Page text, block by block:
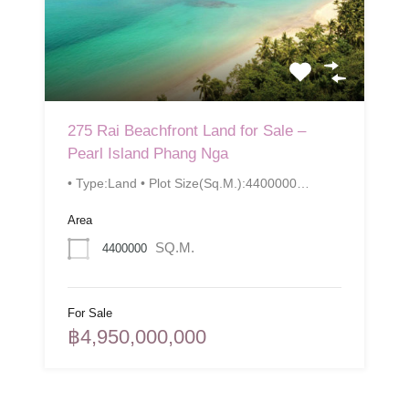
275 Rai Beachfront Land for Sale –
Pearl Island Phang Nga
• Type:Land • Plot Size(Sq.M.):4400000…
Area
4400000 SQ.M.
For Sale
฿4,950,000,000